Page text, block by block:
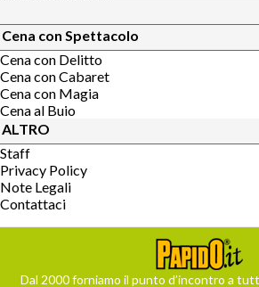
Cena con Spettacolo
Cena con Delitto
Cena con Cabaret
Cena con Magia
Cena al Buio
ALTRO
Staff
Privacy Policy
Note Legali
Contattaci
Dal 2000 forniamo il punto d’incontro a